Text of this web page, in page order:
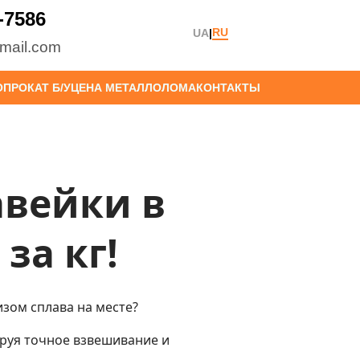
UA|RU
Б/УЦЕНА МЕТАЛЛОЛОМАКОНТАКТЫ
в
кг!
сплава на месте?
точное взвешивание и